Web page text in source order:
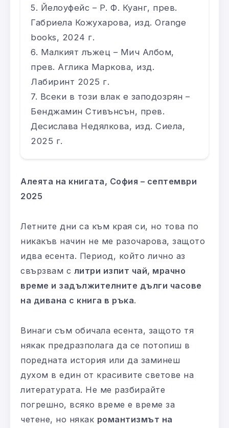
Йелоуфейс – Р. Ф. Куанг, прев.
Габриела Кожухарова, изд. Orange
books, 2024 г.
Малкият лъжец – Мич Албом,
прев. Аглика Маркова, изд.
Лабиринт 2025 г.
Всеки в този влак е заподозрян –
Бенджамин Стивънсън, прев.
Десислава Недялкова, изд. Сиела,
2025 г.
Алеята на книгата, София – септември
2025
Летните дни са към края си, но това по
никакъв начин не ме разочарова, защото
идва есента. Период, който лично аз
свързвам с литри изпит чай, мрачно
време и задължителните дълги часове
на дивана с книга в ръка.
Винаги съм обичала есента, защото тя
някак предразполага да се потопиш в
поредната история или да заминеш
духом в един от красивите светове на
литературата. Не ме разбирайте
погрешно, всяко време е време за
четене, но някак романтизмът на